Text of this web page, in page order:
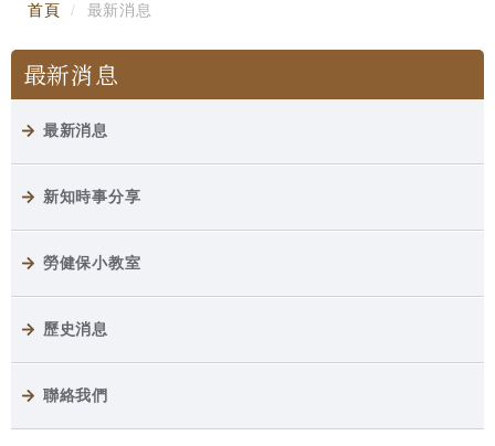
首頁 最新消息
最新消息
最新消息
新知時事分享
勞健保小教室
歷史消息
聯絡我們